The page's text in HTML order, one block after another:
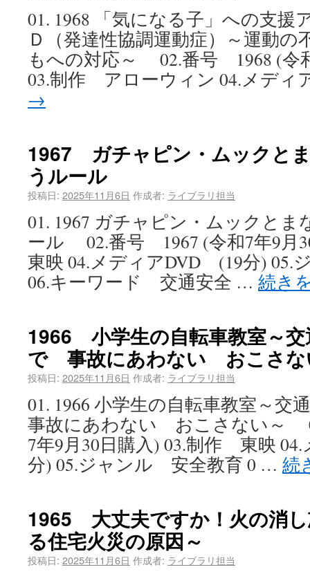
01. 1968 「気になる子」への支
Ｄ（発達性協調運動症）～運動の
もへの対応～ 02.番号 1968 (令
03.制作 アローウィン 04.メディ
→
1967 ガチャピン・ムックと
うルール
投稿日: 2025年11月6日 作成者: ライブラリ担当
01. 1967 ガチャピン・ムックと
ール 02.番号 1967 (令和7年9月
東映 04.メディアDVD (19分) 05.
06.キーワード 交通安全 … 続き
1966 小学生の自転車教室～
で 事故にあわない おこさな
投稿日: 2025年11月6日 作成者: ライブラリ担当
01. 1966 小学生の自転車教室～
事故にあわない おこさない～
7年9月30日購入) 03.制作 東映
分) 05.ジャンル 安全教育 0 … 続
1965 大丈夫ですか！火の消
る住宅火災の原因～
投稿日: 2025年11月6日 作成者: ライブラリ担当